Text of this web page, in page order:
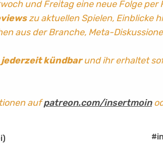
und Freitag eine neue Folge
zu aktuellen Spielen, Einblicke
aus der Branche, Meta-
jederzeit kündbarund ihr erhaltet
aufpatreon.com/insertmoin